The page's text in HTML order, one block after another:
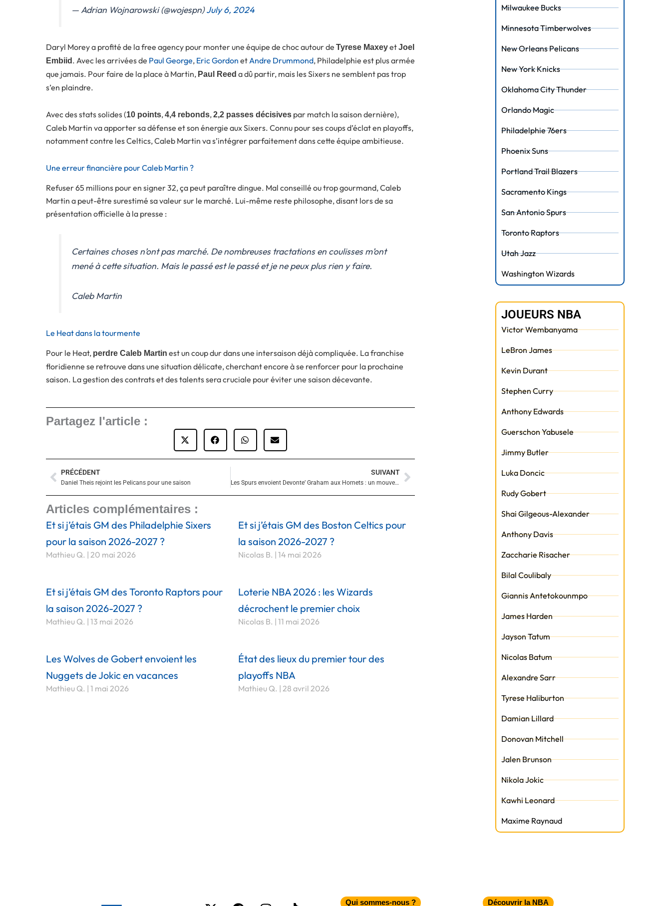
— Adrian Wojnarowski (@wojespn)July 6, 2024
Daryl Morey a profité de la free agency pour monter une équipe de choc autour de Tyrese MaxeyetJoel
Embiid . Avec les arrivées de Paul George, Eric Gordon et Andre Drummond, Philadelphie est plus armée
que jamais. Pour faire de la place à Martin, Paul Reed a dû partir, mais les Sixers ne semblent pas trop
s’en plaindre.
Avec des stats solides (10 points,4,4 rebonds,2,2 passes décisives par match la saison dernière),
Caleb Martin va apporter sa défense et son énergie aux Sixers. Connu pour ses coups d’éclat en playoffs,
notamment contre les Celtics, Caleb Martin va s’intégrer parfaitement dans cette équipe ambitieuse.
Une erreur financière pour Caleb Martin ?
Refuser 65 millions pour en signer 32, ça peut paraître dingue. Mal conseillé ou trop gourmand, Caleb
Martin a peut-être surestimé sa valeur sur le marché. Lui-même reste philosophe, disant lors de sa
présentation officielle à la presse :
Certaines choses n’ont pas marché. De nombreuses tractations en coulisses m’ont
mené à cette situation. Mais le passé est le passé et je ne peux plus rien y faire.
Caleb Martin
Le Heat dans la tourmente
Pour le Heat, perdre Caleb Martin est un coup dur dans une intersaison déjà compliquée. La franchise
floridienne se retrouve dans une situation délicate, cherchant encore à se renforcer pour la prochaine
saison. La gestion des contrats et des talents sera cruciale pour éviter une saison décevante.
Partagez l'article :
Précédent
PRÉCÉDENT
Daniel Theis rejoint les Pelicans pour une saison
SUIVANT
Les Spurs envoient Devonte’ Graham aux Hornets : un mouvement stratégique Suivant
Articles complémentaires :
Et si j’étais GM des Philadelphie Sixers
pour la saison 2026-2027 ?
Mathieu Q. 20 mai 2026
Et si j’étais GM des Boston Celtics pour
la saison 2026-2027 ?
Nicolas B. 14 mai 2026
Et si j’étais GM des Toronto Raptors pour
la saison 2026-2027 ?
Mathieu Q. 13 mai 2026
Loterie NBA 2026 : les Wizards
décrochent le premier choix
Nicolas B. 11 mai 2026
Les Wolves de Gobert envoient les
Nuggets de Jokic en vacances
Mathieu Q. 1 mai 2026
État des lieux du premier tour des
playoffs NBA
Mathieu Q. 28 avril 2026
Milwaukee Bucks
Minnesota Timberwolves
New Orleans Pelicans
New York Knicks
Oklahoma City Thunder
Orlando Magic
Philadelphie 76ers
Phoenix Suns
Portland Trail Blazers
Sacramento Kings
San Antonio Spurs
Toronto Raptors
Utah Jazz
Washington Wizards
JOUEURS NBA
Victor Wembanyama
LeBron James
Kevin Durant
Stephen Curry
Anthony Edwards
Guerschon Yabusele
Jimmy Butler
Luka Doncic
Rudy Gobert
Shai Gilgeous-Alexander
Anthony Davis
Zaccharie Risacher
Bilal Coulibaly
Giannis Antetokounmpo
James Harden
Jayson Tatum
Nicolas Batum
Alexandre Sarr
Tyrese Haliburton
Damian Lillard
Donovan Mitchell
Jalen Brunson
Nikola Jokic
Kawhi Leonard
Maxime Raynaud
X- FacebookInstagram
Tiktok Qui sommes-nous ? Découvrir la NBA